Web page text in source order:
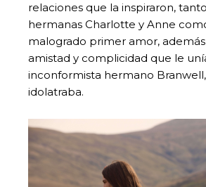
relaciones que la inspiraron,
hermanas Charlotte y Anne
malogrado primer amor,
amistad y complicidad que le
inconformista hermano
idolatraba.